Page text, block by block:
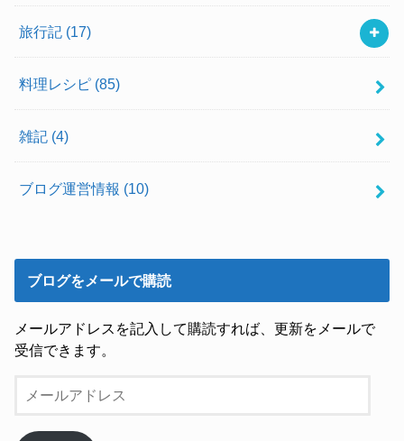
旅行記 (17)
料理レシピ (85)
雑記 (4)
ブログ運営情報 (10)
ブログをメールで購読
メールアドレスを記入して購読すれば、更新をメールで
受信できます。